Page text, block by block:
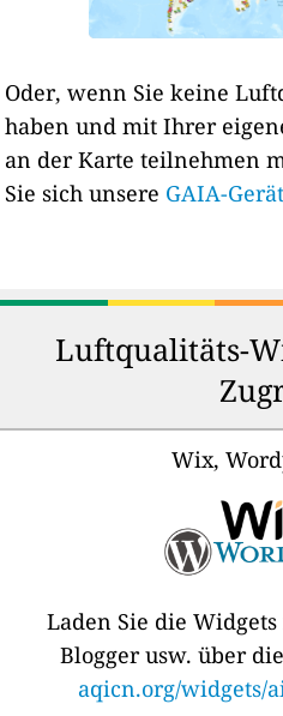
Oder, wenn Sie keine
haben und mit Ihrer
an der Karte teilnehmen
Sie sich unsere GAIA-
Luftqualitäts-
Wix,
Laden Sie die
Blogger usw. über
aqicn.org/widgets/